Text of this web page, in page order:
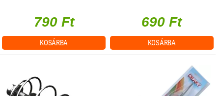
790 Ft
KOSÁRBA
690 Ft
KOSÁRBA